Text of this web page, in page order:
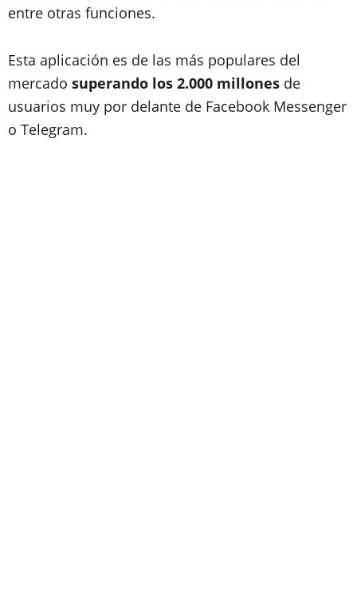
entre otras funciones.
Esta aplicación es de las más populares del
mercado superando los 2.000 millones de
usuarios muy por delante de Facebook Messenger
o Telegram.